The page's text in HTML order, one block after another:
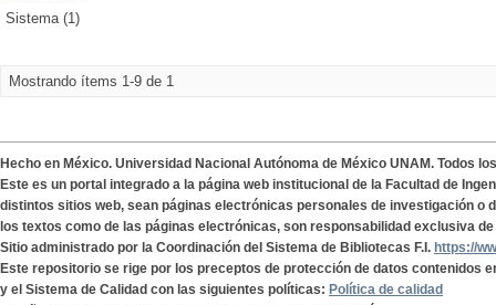
Sistema (1)
Mostrando ítems 1-9 de 1
Hecho en México. Universidad Nacional Autónoma de México UNAM. Todos
Este es un portal integrado a la página web institucional de la Facultad de
distintos sitios web, sean páginas electrónicas personales de investigación o
los textos como de las páginas electrónicas, son responsabilidad exclusiva
Sitio administrado por la Coordinación del Sistema de Bibliotecas F.I. https://
Este repositorio se rige por los preceptos de protección de datos contenidos
y el Sistema de Calidad con las siguientes políticas: Política de calidad